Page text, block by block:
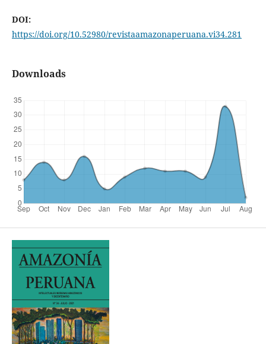
DOI:
https://doi.org/10.52980/revistaamazonaperuana.vi34.281
Downloads